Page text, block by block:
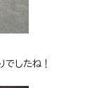
でしたね！